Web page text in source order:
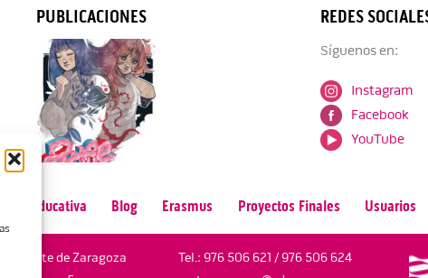
PUBLICACIONES REDES
Síguenos en:
Instagram
Facebook
YouTube
Oferta Educativa Blog Erasmus Proyectos Finales Usuarios
de Arte de Zaragoza
Tel.: 976 506 621 /976 506 624